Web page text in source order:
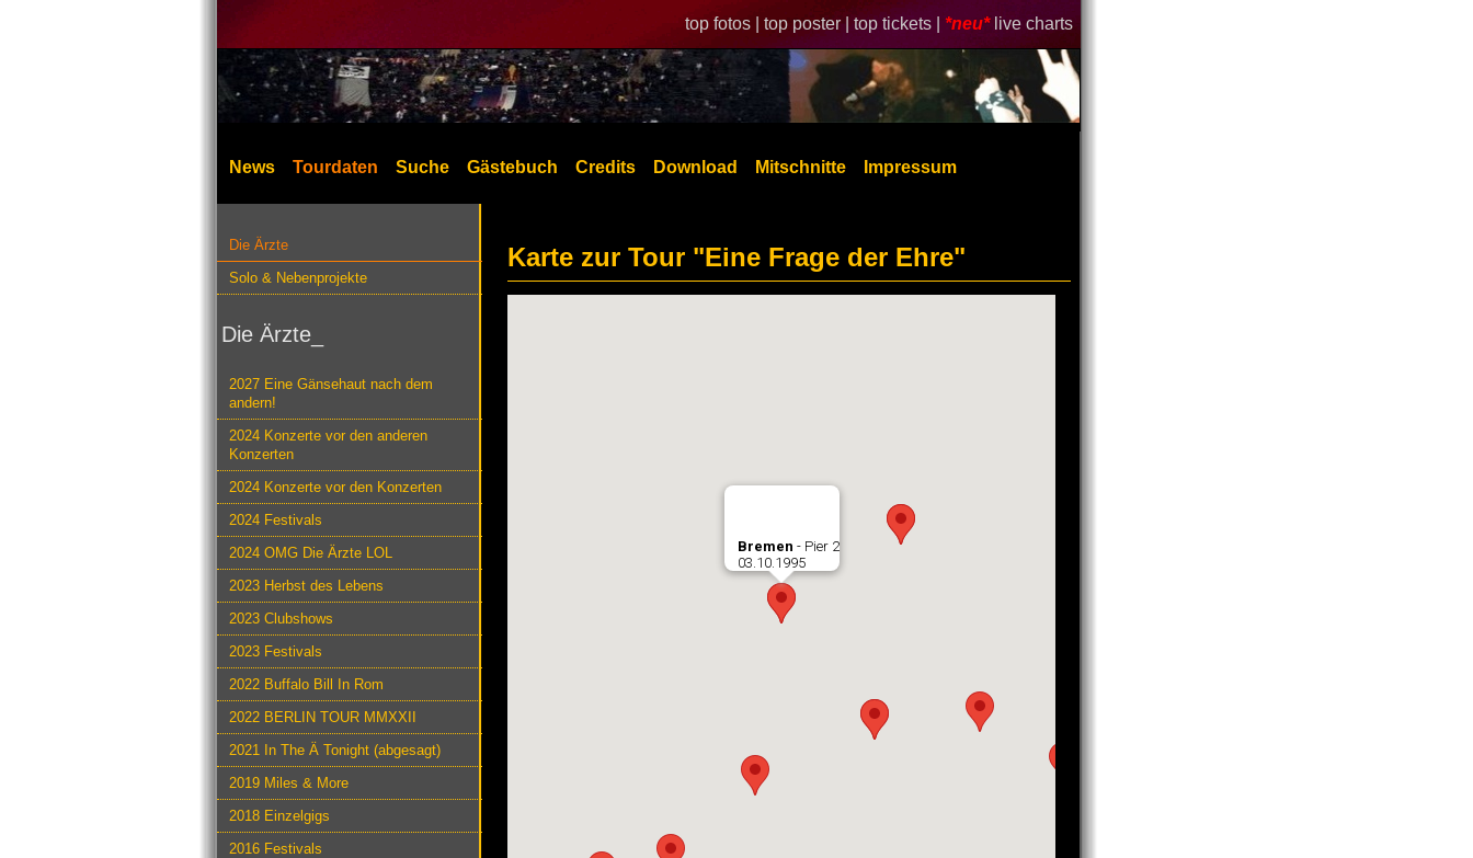
top fotos | top poster | top tickets | *neu* live charts
News Tourdaten Suche Gästebuch Credits Download Mitschnitte Impressum
Die Ärzte
Solo & Nebenprojekte
Die Ärzte_
2027 Eine Gänsehaut nach dem
andern!
2024 Konzerte vor den anderen
Konzerten
2024 Konzerte vor den Konzerten
2024 Festivals
2024 OMG Die Ärzte LOL
2023 Herbst des Lebens
2023 Clubshows
2023 Festivals
2022 Buffalo Bill In Rom
2022 BERLIN TOUR MMXXII
2021 In The Ä Tonight (abgesagt)
2019 Miles & More
2018 Einzelgigs
2016 Festivals
Karte zur Tour "Eine Frage der Ehre"
Bremen - Pier 2
03.10.1995